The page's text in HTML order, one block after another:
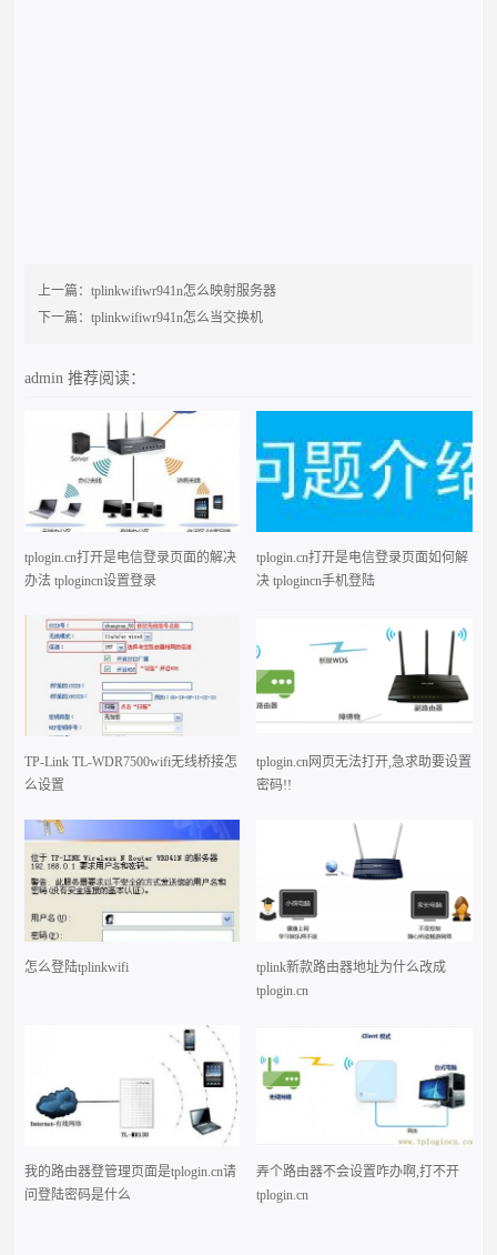
上一篇：tplinkwifiwr941n怎么映射服务器
下一篇：tplinkwifiwr941n怎么当交换机
admin推荐阅读：
tplogin.cn打开是电信登录页面的解决
办法 tplogincn设置登录
tplogin.cn打开是电信登录页面如何解
决 tplogincn手机登陆
TP-Link TL-WDR7500wifi无线桥接怎
么设置
tplogin.cn网页无法打开,急求助要设置
密码!!
怎么登陆tplinkwifi
tplink新款路由器地址为什么改成
tplogin.cn
我的路由器登管理页面是tplogin.cn请
问登陆密码是什么
弄个路由器不会设置咋办啊,打不开
tplogin.cn